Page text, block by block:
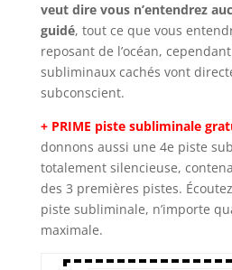
veut dire vous n’entendrez
guidé, tout ce que vous
reposant de l’océan,
subliminaux cachés vont
subconscient.
+ PRIME piste subliminale
donnons aussi une 4e piste
totalement silencieuse,
des 3 premières pistes.
piste subliminale, n’importe
maximale.